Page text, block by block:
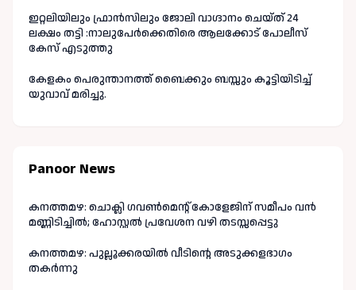
ഇറ്റലിയിലും ഫ്രാൻസിലും ജോലി വാഗ്ദാനം ചെയ്ത് 24
ലക്ഷം തട്ടി :നാലുപേർക്കെതിരെ ആലക്കോട് പോലീസ്
കേസ് എടുത്തു
കേളകം പെരുന്താനത്ത് ബൈക്കും ബസ്സും കൂട്ടിയിടിച്ച്
യുവാവ് മരിച്ചു.
Panoor News
കനത്തമഴ: ചൊക്ലി ഗവൺമെന്റ് കോളേജിന് സമീപം വൻ
മണ്ണിടിച്ചിൽ; ഹോസ്റ്റൽ പ്രവേശന വഴി തടസ്സപ്പെട്ടു
കനത്തമഴ: പുല്ലൂക്കരയിൽ വീടിന്റെ അടുക്കളഭാഗം
തകർന്നു